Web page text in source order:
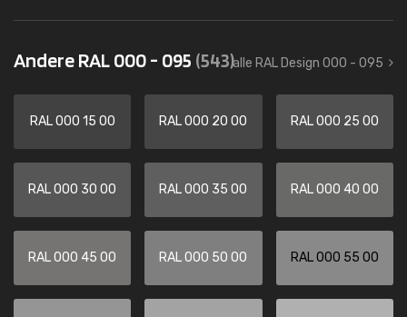
Andere RAL 000 - 095 (543)alle RAL Design 000 - 095
RAL 000 15 00 RAL 000 20 00 RAL 000 25 00
RAL 000 30 00 RAL 000 35 00 RAL 000 40 00
RAL 000 45 00 RAL 000 50 00 RAL 000 55 00